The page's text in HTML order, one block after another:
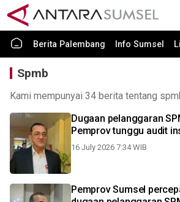
Berita Palembang Info Sumsel
Spmb
Kami mempunyai 34 berita tentang
Dugaan pelanggaran
Pemprov tunggu audit
16 July 2026 7:34 WIB
Pemprov Sumsel